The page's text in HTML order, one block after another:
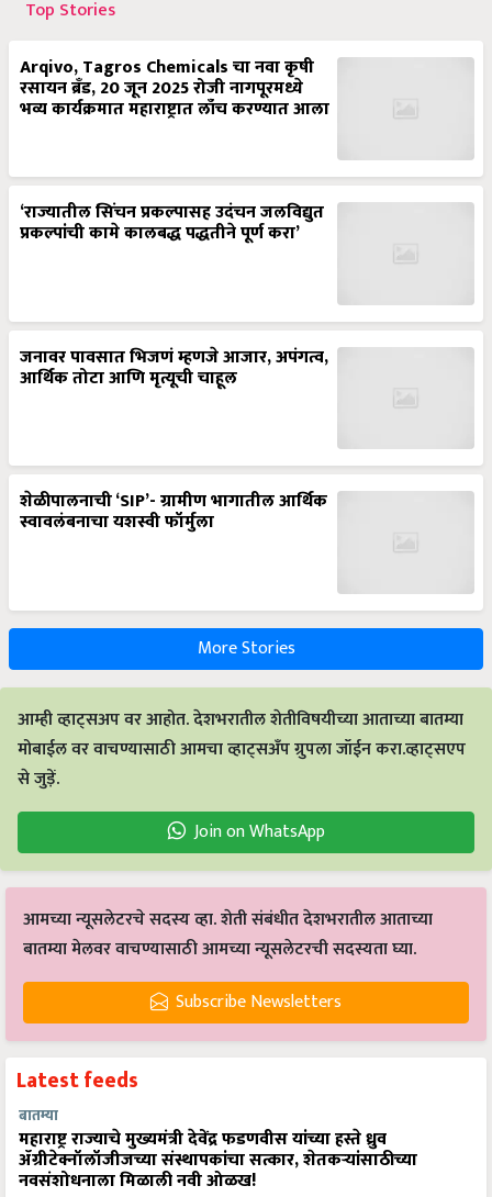
Top Stories
Arqivo, Tagros Chemicals चा नवा कृषी
रसायन ब्रँड, 20 जून 2025 रोजी नागपूरमध्ये
भव्य कार्यक्रमात महाराष्ट्रात लाँच करण्यात आला
‘राज्यातील सिंचन प्रकल्पासह उदंचन जलविद्युत
प्रकल्पांची कामे कालबद्ध पद्धतीने पूर्ण करा’
जनावर पावसात भिजणं म्हणजे आजार, अपंगत्व,
आर्थिक तोटा आणि मृत्यूची चाहूल
शेळीपालनाची ‘SIP’- ग्रामीण भागातील आर्थिक
स्वावलंबनाचा यशस्वी फॉर्मुला
More Stories
आम्ही व्हाट्सअप वर आहोत. देशभरातील शेतीविषयीच्या आताच्या बातम्या
मोबाईल वर वाचण्यासाठी आमचा व्हाट्सअँप ग्रुपला जॉईन करा.व्हाट्सएप
से जुड़ें.
Join on WhatsApp
आमच्या न्यूसलेटरचे सदस्य व्हा. शेती संबंधीत देशभरातील आताच्या
बातम्या मेलवर वाचण्यासाठी आमच्या न्यूसलेटरची सदस्यता घ्या.
Subscribe Newsletters
Latest feeds
बातम्या
महाराष्ट्र राज्याचे मुख्यमंत्री देवेंद्र फडणवीस यांच्या हस्ते ध्रुव
ॲग्रीटेक्नॉलॉजीजच्या संस्थापकांचा सत्कार, शेतकऱ्यांसाठीच्या
नवसंशोधनाला मिळाली नवी ओळख!